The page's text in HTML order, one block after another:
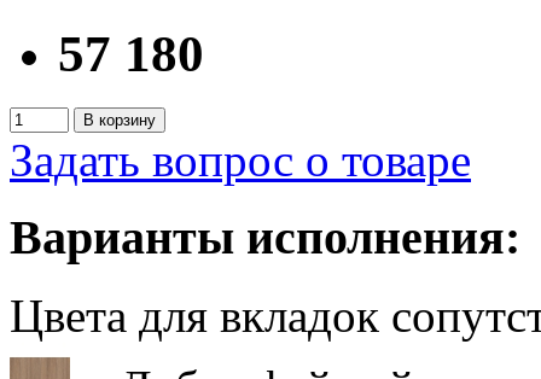
57 180
В корзину
Задать вопрос о товаре
Варианты исполнения:
Цвета для вкладок